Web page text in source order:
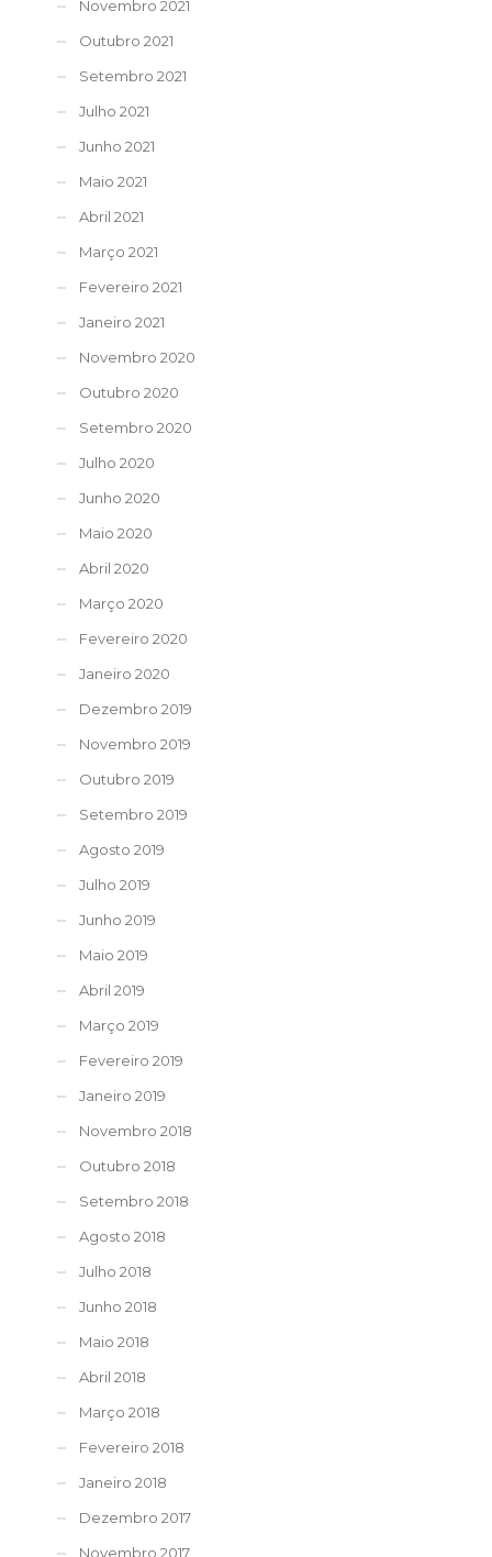
Novembro 2021
Outubro 2021
Setembro 2021
Julho 2021
Junho 2021
Maio 2021
Abril 2021
Março 2021
Fevereiro 2021
Janeiro 2021
Novembro 2020
Outubro 2020
Setembro 2020
Julho 2020
Junho 2020
Maio 2020
Abril 2020
Março 2020
Fevereiro 2020
Janeiro 2020
Dezembro 2019
Novembro 2019
Outubro 2019
Setembro 2019
Agosto 2019
Julho 2019
Junho 2019
Maio 2019
Abril 2019
Março 2019
Fevereiro 2019
Janeiro 2019
Novembro 2018
Outubro 2018
Setembro 2018
Agosto 2018
Julho 2018
Junho 2018
Maio 2018
Abril 2018
Março 2018
Fevereiro 2018
Janeiro 2018
Dezembro 2017
Novembro 2017